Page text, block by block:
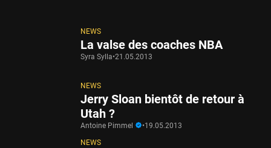
NEWS
La valse des coaches NBA
Syra Sylla•21.05.2013
NEWS
Jerry Sloan bientôt de retour à
Utah ?
Antoine Pimmel •19.05.2013
NEWS